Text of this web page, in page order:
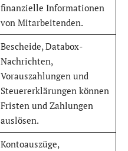
finanzielle Informationen
von Mitarbeitenden.
Bescheide, Databox-
Nachrichten,
Vorauszahlungen und
Steuererklärungen können
Fristen und Zahlungen
auslösen.
Kontoauszüge,